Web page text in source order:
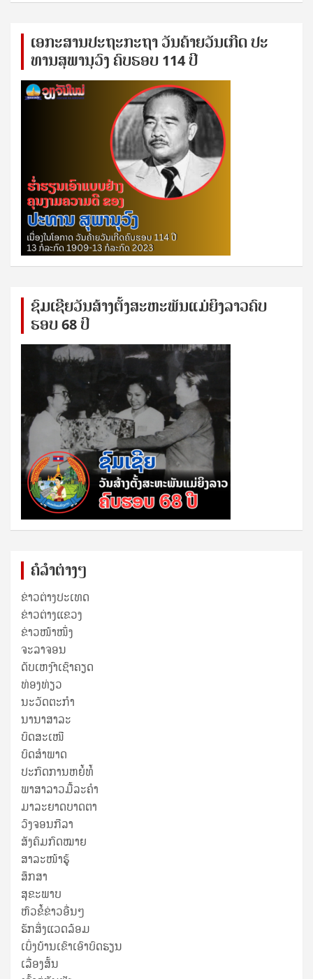
ເອ​ກະ​ສານ​ປະ​ຖະ​ກະ​ຖ​າ ວັນ​ຄ້າຍ​ວັນ​ເກີດ ປ​ະ​
ທານ​ສຸ​ພາ​ນຸ​ວົງ ຄົບ​ຮອບ 114 ປີ
ຊົ​ມ​ເຊີຍ​ວັນ​ສ້າງ​ຕັ້ງ​ສະ​ຫະ​ພັນ​ແມ່​ຍິງ​​ລາວຄົບ​
ຮອບ 68 ປິ
ຄໍລຳຕ່າງໆ
ຂ່າວຕ່າງປະເທດ
ຂ່າວ​ຕ່າງ​ແຂວງ
ຂ່າວໜ້າໜຶ່ງ
ຈະລາຈອນ
ດັບເຫງົາເຊົາຄຽດ
ທ່ອງທ່ຽວ
ນະວັດຕະກໍາ
ນານາສາລະ
ບົດສະເໜີ
ບົດສໍາພາດ
ປະກົດການຫຍໍ້ທໍ້
ພາສາລາວມື້ລະຄຳ
ມາລະຍາດບາດຕາ
ວົງຈອນກີລາ
ສັງຄົມກົດໝາຍ
ສາລະໜ້າຮູ້
ສຶກສາ
ສຸ​ຂະ​ພາບ
ຫົວຂໍ້ຂ່າວອື່ນໆ
ຮັກສິ່ງແວດລ້ອມ
ເບິ່ງບ້ານເຂົາເອົາບົດຮຽນ
ເລື່ອງສັ້ນ